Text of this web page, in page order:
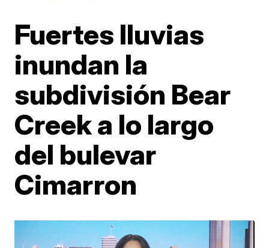
Fuertes lluvias
inundan la
subdivisión Bear
Creek a lo largo
del bulevar
Cimarron